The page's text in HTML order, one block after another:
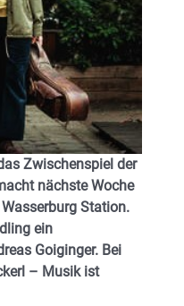
Zwischenspiel der
nächste Woche
Station.
ein
Goiginger. Bei
– Musik ist